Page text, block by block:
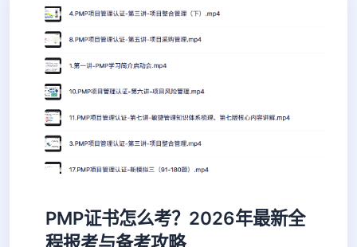
PMP证书怎么考？2026年最新全
程报考与备考攻略